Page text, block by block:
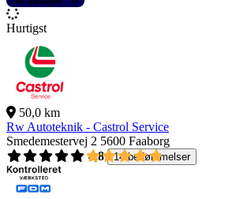
Hurtigst
50,0 km
Rw Autoteknik - Castrol Service
Smedemestervej 2 5600 Faaborg
4,8
14 bedømmelser